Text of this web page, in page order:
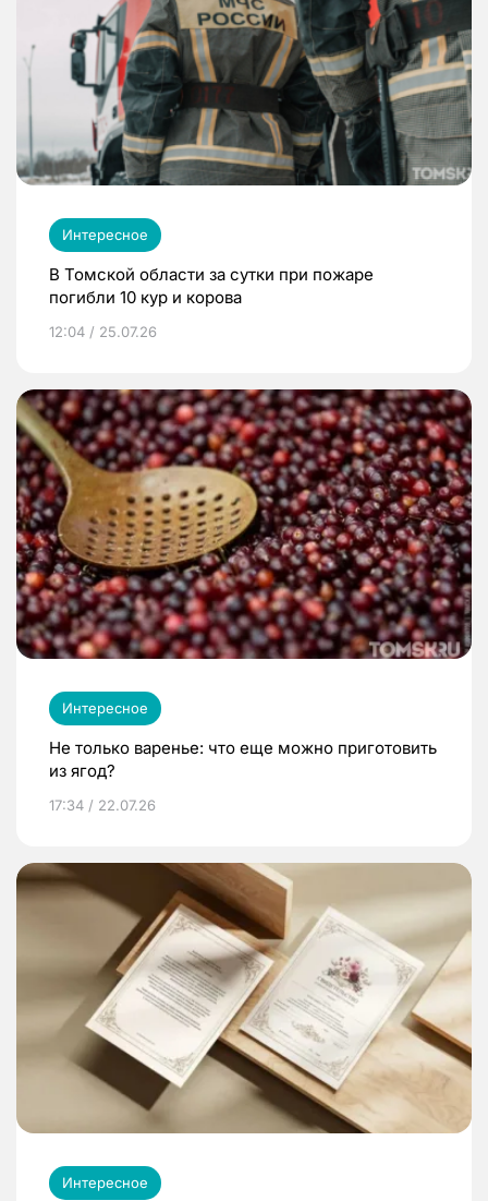
Интересное
В Томской области за сутки при пожаре
погибли 10 кур и корова
12:04 / 25.07.26
Интересное
Не только варенье: что еще можно приготовить
из ягод?
17:34 / 22.07.26
Интересное